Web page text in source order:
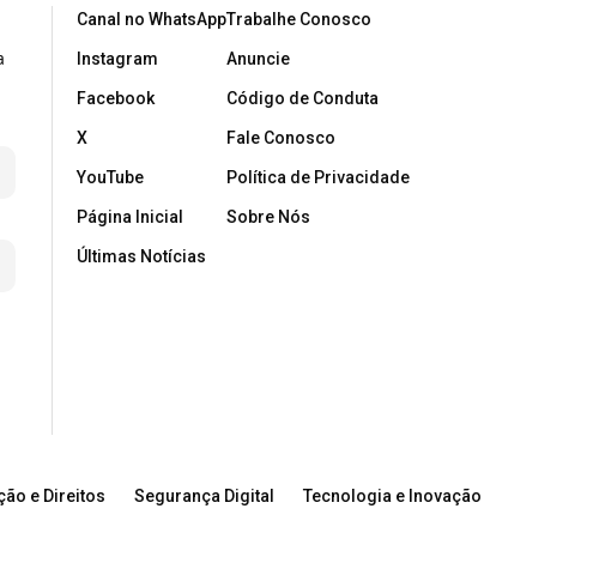
Canal no WhatsApp
Instagram
Facebook
X
YouTube
Página Inicial
Últimas Notícias
Trabalhe Conosco
Anuncie
Código de Conduta
Fale Conosco
Política de Privacidade
Sobre Nós
e Direitos Segurança Digital
Tecnologia e Inovação